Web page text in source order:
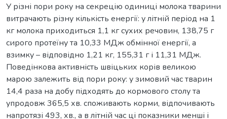
У різні пори року на секрецію одиниці молока тварини
витрачають різну кількість енергії: у літній період на 1
кг молока приходиться 1,1 кг сухих речовин, 138,75 г
сирого протеїну та 10,33 МДж обмінної енергії, а
взимку – відповідно 1,21 кг, 155,31 г і 11,31 МДж.
Поведінкова активність швіцьких корів великою
марою залежить від пори року: у зимовий час тварин
14,4 раза на добу підходять до кормового столу та
упродовж 365,5 хв. споживають корми, відпочивають
напротязі 493, хв., а в літній час ці показники менші і